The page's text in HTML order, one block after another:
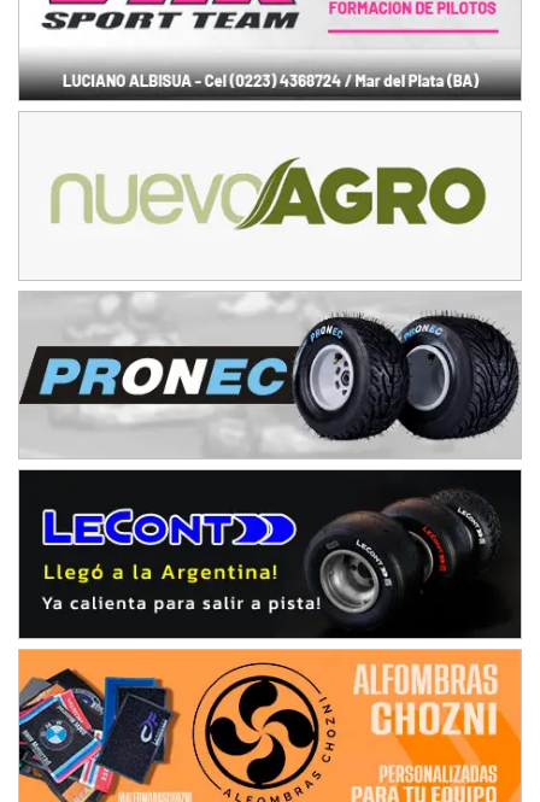
José Samuel Sánchez (Tierra)
Rufino (Santa Fe)
TUCUMANO - F5
Juan Navarro (Asfalto)
COBERTURA ESPECIAL DE E-KART.COM.AR
08/09-AGO
Baradero (Buenos Aires)
KDO - F6
Ciudad de Trenque Lauquen (Asfalto)
Trenque Lauquen (Buenos Aires)
ENTRERRIANO - F6 (POSTERGADA)
Villaguay (Entre Ríos)
VICTORIENSE - F7
El Cerro (Tierra)
PATAGONICO - F6
Gral. E. Godoy (Río Negro)
CSK - F7
Juventud Unida (Tierra)
Humboldt (Santa Fe)
NORESTE SANTAFESINO - F6